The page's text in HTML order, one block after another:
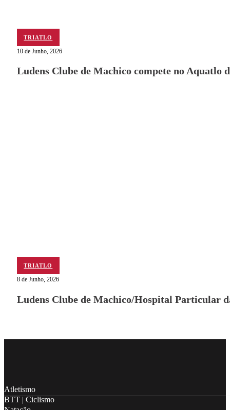
TRIATLO
10 de Junho, 2026
Ludens Clube de Machico compete no Aquatlo
TRIATLO
8 de Junho, 2026
Ludens Clube de Machico/Hospital Particular
Atletismo
BTT | Ciclismo